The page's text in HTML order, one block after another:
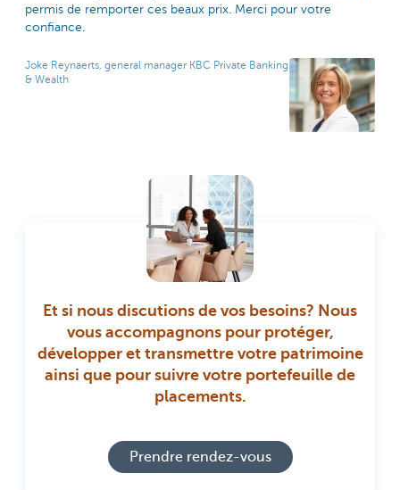
permis de remporter ces beaux prix. Merci pour votre
confiance.
Joke Reynaerts, general manager KBC Private Banking
& Wealth
Et si nous discutions de vos besoins? Nous
vous accompagnons pour protéger,
développer et transmettre votre patrimoine
ainsi que pour suivre votre portefeuille de
placements.
Prendre rendez-vous